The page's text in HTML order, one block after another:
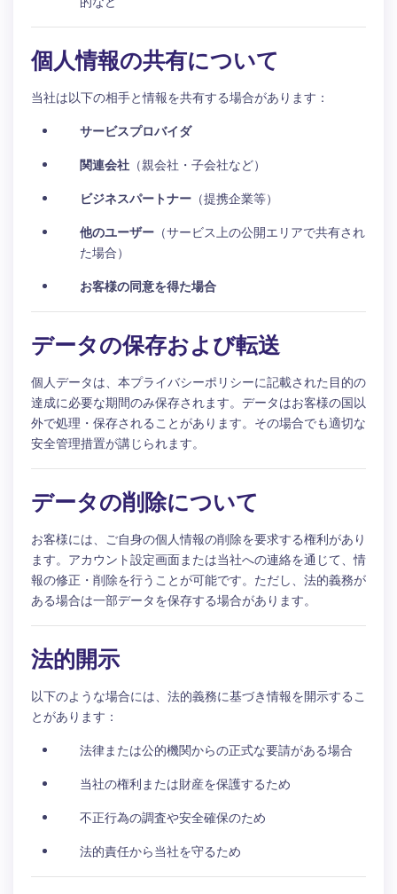
個人情報の共有について
当社は以下の相手と情報を共有する場合があります：
サービスプロバイダ
関連会社 （親会社・子会社など）
ビジネスパートナー （提携企業等）
他のユーザー （サービス上の公開エリアで共有され
た場合）
お客様の同意を得た場合
データの保存および転送
個人データは、本プライバシーポリシーに記載された目的の
達成に必要な期間のみ保存されます。データはお客様の国以
外で処理・保存されることがあります。その場合でも適切な
安全管理措置が講じられます。
データの削除について
お客様には、ご自身の個人情報の削除を要求する権利があり
ます。アカウント設定画面または当社への連絡を通じて、情
報の修正・削除を行うことが可能です。ただし、法的義務が
ある場合は一部データを保存する場合があります。
法的開示
以下のような場合には、法的義務に基づき情報を開示するこ
とがあります：
法律または公的機関からの正式な要請がある場合
当社の権利または財産を保護するため
不正行為の調査や安全確保のため
法的責任から当社を守るため